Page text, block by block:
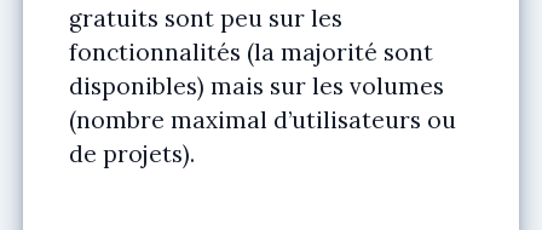
gratuits sont peu sur les
fonctionnalités (la majorité sont
disponibles) mais sur les volumes
(nombre maximal d’utilisateurs ou
de projets).